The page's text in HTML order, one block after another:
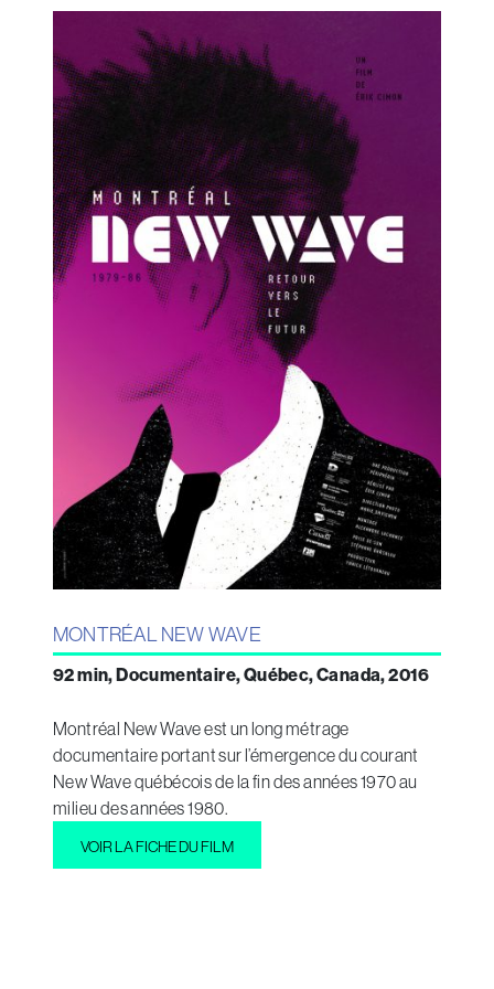
MONTRÉAL NEW WAVE
92 min, Documentaire, Québec, Canada, 2016
Montréal New Wave est un long métrage
documentaire portant sur l’émergence du courant
New Wave québécois de la fin des années 1970 au
milieu des années 1980.
VOIR LA FICHE DU FILM